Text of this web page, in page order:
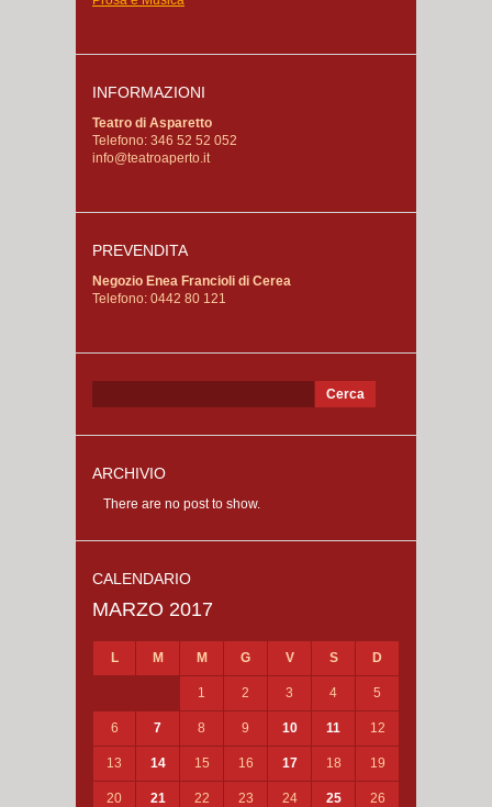
INFORMAZIONI
Teatro di Asparetto
Telefono: 346 52 52 052
info@teatroaperto.it
PREVENDITA
Negozio Enea Francioli di Cerea
Telefono: 0442 80 121
per:
ARCHIVIO
There are no post to show.
CALENDARIO
MARZO 2017
L M M G V S D
1 2 3 4 5
6 7 8 9 10 11 12
13 14 15 16 17 18 19
20 21 22 23 24 25 26